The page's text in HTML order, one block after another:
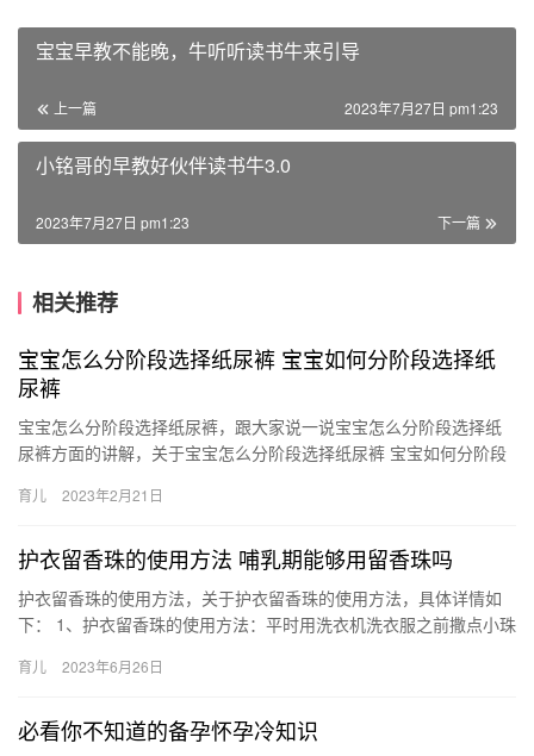
宝宝早教不能晚，牛听听读书牛来引导
上一篇 2023年7月27日 pm1:23
小铭哥的早教好伙伴读书牛3.0
下一篇
2023年7月27日 pm1:23
相关推荐
宝宝怎么分阶段选择纸尿裤 宝宝如何分阶段选择纸
尿裤
宝宝怎么分阶段选择纸尿裤，跟大家说一说宝宝怎么分阶段选择纸
尿裤方面的讲解，关于宝宝怎么分阶段选择纸尿裤 宝宝如何分阶段
生…
育儿 2023年2月21日
护衣留香珠的使用方法 哺乳期能够用留香珠吗
护衣留香珠的使用方法，关于护衣留香珠的使用方法，具体详情如
下： 1、护衣留香珠的使用方法：平时用洗衣机洗衣服之前撒点小珠
衣…
育儿 2023年6月26日
必看你不知道的备孕怀孕冷知识